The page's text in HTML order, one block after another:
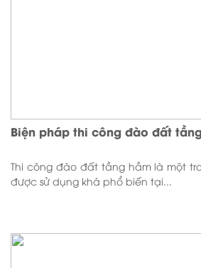
Biện pháp thi công đào đất
Thi công đào đất tầng hầm là một
được sử dụng khá phổ biến tại...